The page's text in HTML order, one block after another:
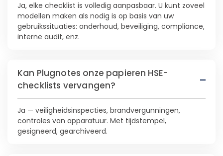
Ja, elke checklist is volledig aanpasbaar. U kunt zoveel
modellen maken als nodig is op basis van uw
gebruikssituaties: onderhoud, beveiliging, compliance,
interne audit, enz.
Kan Plugnotes onze papieren HSE-
checklists vervangen?
Ja — veiligheidsinspecties, brandvergunningen,
controles van apparatuur. Met tijdstempel,
gesigneerd, gearchiveerd.